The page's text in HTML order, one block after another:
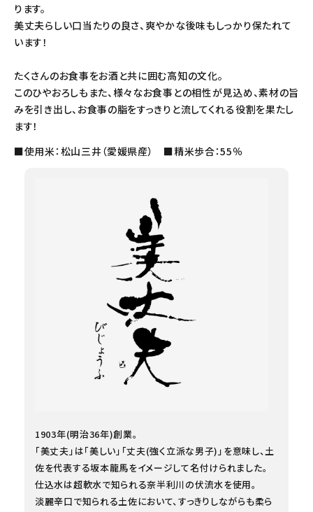
ります。
美丈夫らしい口当たりの良さ、爽やかな後味もしっかり保たれて
います！
たくさんのお食事をお酒と共に囲む高知の文化。
このひやおろしもまた、様々なお食事との相性が見込め、素材の旨
みを引き出し、お食事の脂をすっきりと流してくれる役割を果たし
ます！
■使用米：松山三井（愛媛県産） ■精米歩合：55％
1903年(明治36年)創業。
「美丈夫」は「美しい」「丈夫(強く立派な男子)」を意味し、土
佐を代表する坂本龍馬をイメージして名付けられました。
仕込水は超軟水で知られる奈半利川の伏流水を使用。
淡麗辛口で知られる土佐において、すっきりしながらも柔ら